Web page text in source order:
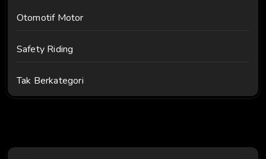
Otomotif Motor
Safety Riding
Tak Berkategori